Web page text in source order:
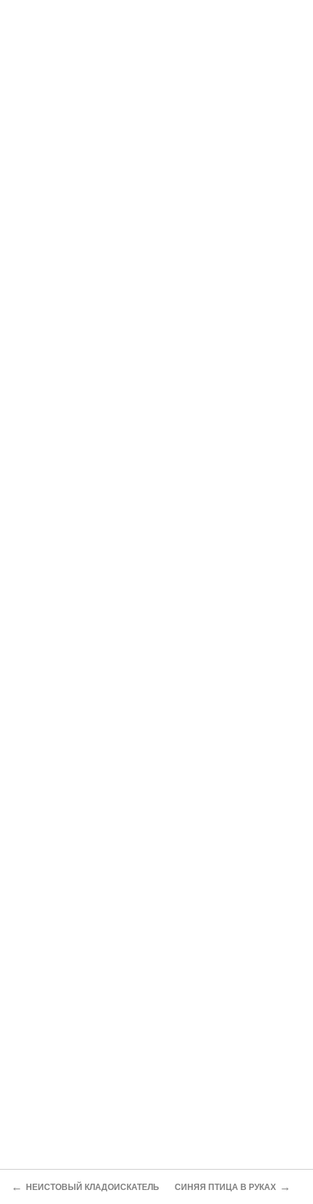
← НЕИСТОВЫЙ КЛАДОИСКАТЕЛЬ СИНЯЯ ПТИЦА В РУКАХ →